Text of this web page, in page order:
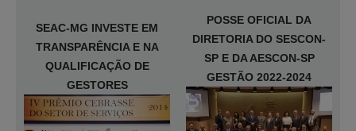
SEAC-MG INVESTE EM
TRANSPARÊNCIA E NA
QUALIFICAÇÃO DE
GESTORES
POSSE OFICIAL DA
DIRETORIA DO SESCON-
SP E DA AESCON-SP
GESTÃO 2022-2024